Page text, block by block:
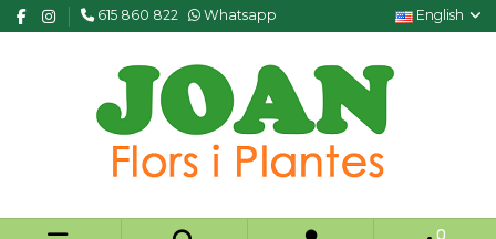
615 860 822 Whatsapp English
0